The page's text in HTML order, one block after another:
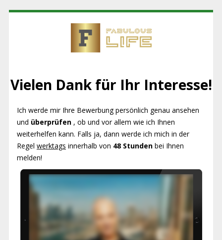
Vielen Dank für Ihr Interesse!
Ich werde mir Ihre Bewerbung persönlich genau ansehen
und überprüfen , ob und vor allem wie ich Ihnen
weiterhelfen kann. Falls ja, dann werde ich mich in der
Regel werktags innerhalb von 48 Stunden bei Ihnen
melden!